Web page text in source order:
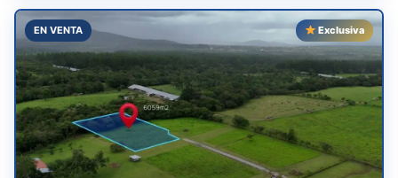
EN VENTA Exclusiva